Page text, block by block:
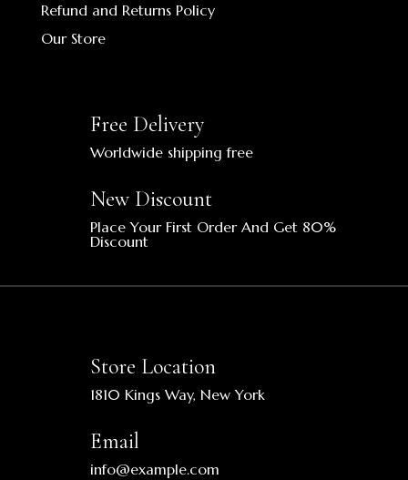
Refund and Returns Policy
Our Store
Free Delivery
Worldwide shipping free
New Discount
Place Your First Order And Get 80%
Discount
Store Location
1810 Kings Way, New York
Email
info@example.com